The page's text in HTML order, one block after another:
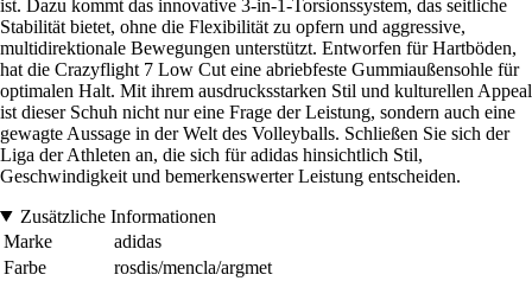
ist. Dazu kommt das innovative 3-in-1-Torsionssystem, das seitliche
Stabilität bietet, ohne die Flexibilität zu opfern und aggressive,
multidirektionale Bewegungen unterstützt. Entworfen für Hartböden,
hat die Crazyflight 7 Low Cut eine abriebfeste Gummiaußensohle für
optimalen Halt. Mit ihrem ausdrucksstarken Stil und kulturellen Appeal
ist dieser Schuh nicht nur eine Frage der Leistung, sondern auch eine
gewagte Aussage in der Welt des Volleyballs. Schließen Sie sich der
Liga der Athleten an, die sich für adidas hinsichtlich Stil,
Geschwindigkeit und bemerkenswerter Leistung entscheiden.
Zusätzliche Informationen
Marke
adidas
Farbe
rosdis/mencla/argmet